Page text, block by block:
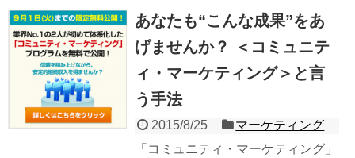
あなたも“こんな成果”をあ
げませんか？ ＜コミュニテ
ィ・マーケティング＞と言
う手法
2015/8/25
マーケティング
「コミュニティ・マーケティング」